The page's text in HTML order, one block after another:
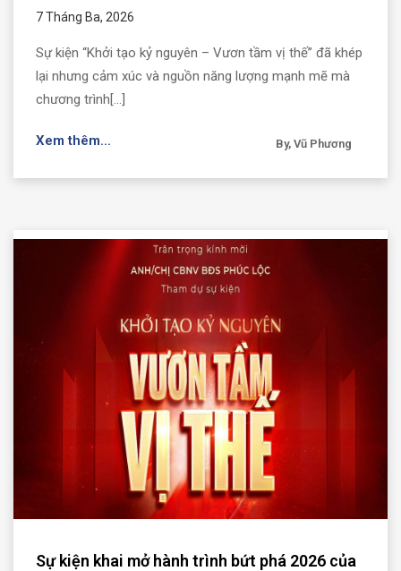
7 Tháng Ba, 2026
Sự kiện “Khởi tạo kỷ nguyên – Vươn tầm vị thế” đã khép
lại nhưng cảm xúc và nguồn năng lượng mạnh mẽ mà
chương trình[...]
Xem thêm... By, Vũ Phương
Sự kiện khai mở hành trình bứt phá 2026 của